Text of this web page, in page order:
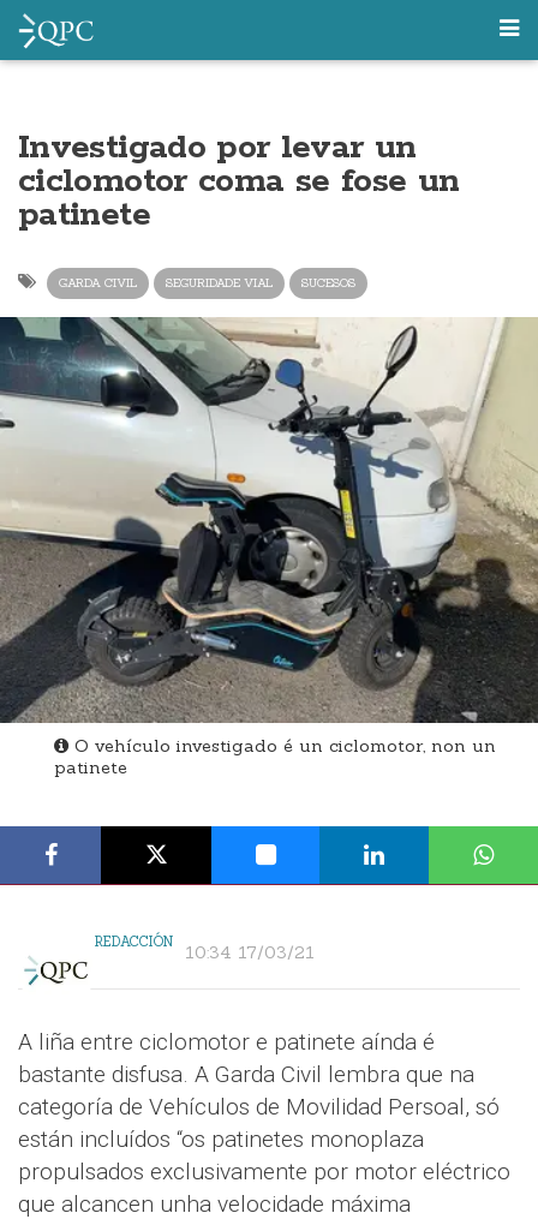
Investigado por levar un
ciclomotor coma se fose un
patinete
GARDA CIVIL SEGURIDADE VIAL SUCESOS
O vehículo investigado é un ciclomotor, non un
patinete
REDACCIÓN 10:34 17/03/21
A liña entre ciclomotor e patinete aínda é
bastante disfusa. A Garda Civil lembra que na
categoría de Vehículos de Movilidad Persoal, só
están incluídos “os patinetes monoplaza
propulsados exclusivamente por motor eléctrico
que alcancen unha velocidade máxima